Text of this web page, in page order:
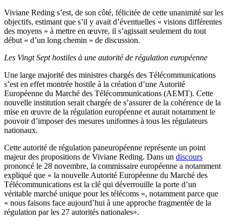
Viviane Reding s’est, de son côté, félicitée de cette unanimité sur les
objectifs, estimant que s’il y avait d’éventuelles « visions différentes
des moyens » à mettre en œuvre, il s’agissait seulement du tout
début « d’un long chemin » de discussion.
Les Vingt Sept hostiles à une autorité de régulation européenne
Une large majorité des ministres chargés des Télécommunications
s’est en effet montrée hostile à la création d’une Autorité
Européenne du Marché des Télécommunications (AEMT). Cette
nouvelle institution serait chargée de s’assurer de la cohérence de la
mise en œuvre de la régulation européenne et aurait notamment le
pouvoir d’imposer des mesures uniformes à tous les régulateurs
nationaux.
Cette autorité de régulation paneuropéenne représente un point
majeur des propositions de Viviane Reding. Dans un discours
prononcé le 28 novembre, la commissaire européenne a notamment
expliqué que « la nouvelle Autorité Européenne du Marché des
Télécommunications est la clé qui déverrouille la porte d’un
véritable marché unique pour les télécoms », notamment parce que
« nous faisons face aujourd’hui à une approche fragmentée de la
régulation par les 27 autorités nationales».